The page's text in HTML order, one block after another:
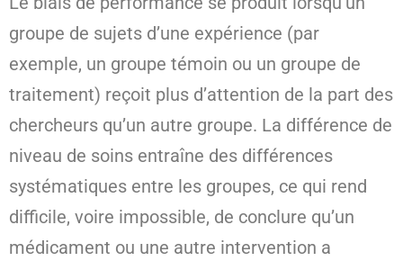
groupe de sujets d’une expérience (par
exemple, un groupe témoin ou un groupe de
traitement) reçoit plus d’attention de la part des
chercheurs qu’un autre groupe. La différence de
niveau de soins entraîne des différences
systématiques entre les groupes, ce qui rend
difficile, voire impossible, de conclure qu’un
médicament ou une autre intervention a